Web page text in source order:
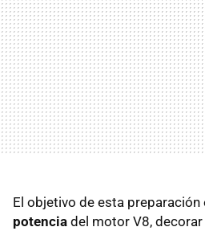
El objetivo de esta preparación
potencia del motor V8,